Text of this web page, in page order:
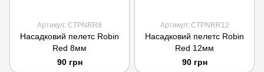
Артикул: CTPNRR8
Насадковий пелетс Robin
Red 8мм
90 грн
Артикул: CTPNRR12
Насадковий пелетс Robin
Red 12мм
90 грн